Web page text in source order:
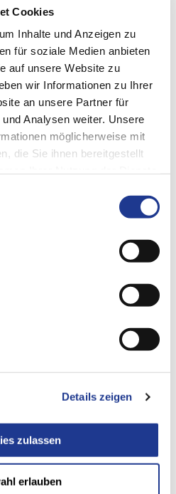
Cookies
Inhalte und Anzeigen zu
für soziale Medien anbieten
auf unsere Website zu
wir Informationen zu Ihrer
an unsere Partner für
Analysen weiter. Unsere
möglicherweise mit
die Sie ihnen bereitgestellt
Details zeigen
zulassen
erlauben
DVS TECHNOLOGY GROUP.
– oder bewerben Sie sich
bei uns!
zu arbeiten? Welche Talente
sich einen ersten Eindruck.